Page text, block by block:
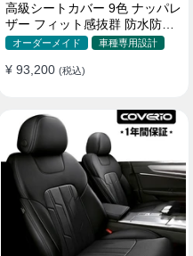
高級シートカバー 9色 ナッパレ
ザー フィット感抜群 防水防汚
オーダーメイド 全席セット
オーダーメイド 車種専用設計
¥ 93,200 (税込)